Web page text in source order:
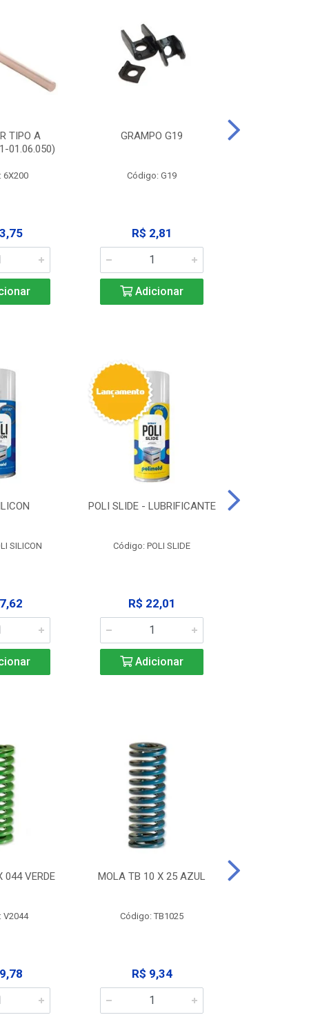
TIPO A
01.06.050)
6X200
GRAMPO G19
Código: G19
R$ 2,81
Adicionar
SILICON
POLI SLIDE - LUBRIFICANTE
Código: POLI SLIDE
R$ 22,01
Adicionar
044 VERDE
V2044
MOLA TB 10 X 25 AZUL
Código: TB1025
R$ 9,34